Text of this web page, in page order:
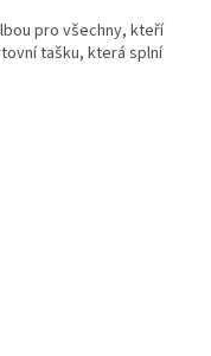
pro všechny, kteří
tašku, která splní